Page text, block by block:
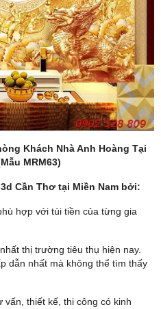
Khách Nhà Anh Hoàng Tại
MRM63)
Cần Thơ tại Miền Nam bởi:
hợp với túi tiền của từng gia
thị trường tiêu thụ hiện nay.
dẫn nhất mà không thể tìm thấy
thiết kế, thi công có kinh